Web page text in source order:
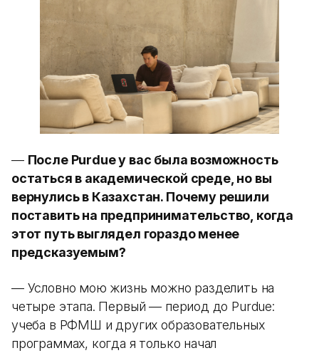
— После Purdue у вас была возможность
остаться в академической среде, но вы
вернулись в Казахстан. Почему решили
поставить на предпринимательство, когда
этот путь выглядел гораздо менее
предсказуемым?
— Условно мою жизнь можно разделить на
четыре этапа. Первый — период до Purdue:
учеба в РФМШ и других образовательных
программах, когда я только начал